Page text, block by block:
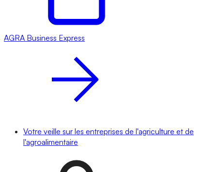
AGRA Business Express
Votre veille sur les entreprises de l'agriculture et de
l'agroalimentaire